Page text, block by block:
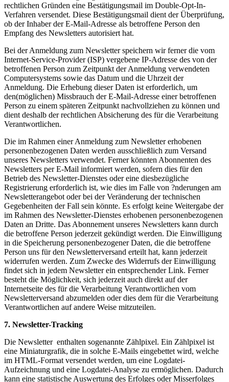
rechtlichen Gründen eine Bestätigungsmail im Double-Opt-In-
Verfahren versendet. Diese Bestätigungsmail dient der Überprüfung,
ob der Inhaber der E-Mail-Adresse als betroffene Person den
Empfang des Newsletters autorisiert hat.
Bei der Anmeldung zum Newsletter speichern wir ferner die vom
Internet-Service-Provider (ISP) vergebene IP-Adresse des von der
betroffenen Person zum Zeitpunkt der Anmeldung verwendeten
Computersystems sowie das Datum und die Uhrzeit der
Anmeldung. Die Erhebung dieser Daten ist erforderlich, um
den(möglichen) Missbrauch der E-Mail-Adresse einer betroffenen
Person zu einem späteren Zeitpunkt nachvollziehen zu können und
dient deshalb der rechtlichen Absicherung des für die Verarbeitung
Verantwortlichen.
Die im Rahmen einer Anmeldung zum Newsletter erhobenen
personenbezogenen Daten werden ausschließlich zum Versand
unseres Newsletters verwendet. Ferner könnten Abonnenten des
Newsletters per E-Mail informiert werden, sofern dies für den
Betrieb des Newsletter-Dienstes oder eine diesbezügliche
Registrierung erforderlich ist, wie dies im Falle von ?nderungen am
Newsletterangebot oder bei der Veränderung der technischen
Gegebenheiten der Fall sein könnte. Es erfolgt keine Weitergabe der
im Rahmen des Newsletter-Dienstes erhobenen personenbezogenen
Daten an Dritte. Das Abonnement unseres Newsletters kann durch
die betroffene Person jederzeit gekündigt werden. Die Einwilligung
in die Speicherung personenbezogener Daten, die die betroffene
Person uns für den Newsletterversand erteilt hat, kann jederzeit
widerrufen werden. Zum Zwecke des Widerrufs der Einwilligung
findet sich in jedem Newsletter ein entsprechender Link. Ferner
besteht die Möglichkeit, sich jederzeit auch direkt auf der
Internetseite des für die Verarbeitung Verantwortlichen vom
Newsletterversand abzumelden oder dies dem für die Verarbeitung
Verantwortlichen auf andere Weise mitzuteilen.
7. Newsletter-Tracking
Die Newsletter enthalten sogenannte Zählpixel. Ein Zählpixel ist
eine Miniaturgrafik, die in solche E-Mails eingebettet wird, welche
im HTML-Format versendet werden, um eine Logdatei-
Aufzeichnung und eine Logdatei-Analyse zu ermöglichen. Dadurch
kann eine statistische Auswertung des Erfolges oder Misserfolges